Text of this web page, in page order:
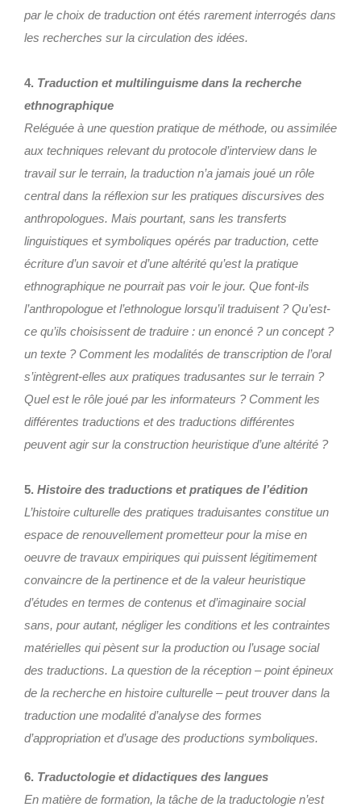
par le choix de traduction ont étés rarement interrogés dans
les recherches sur la circulation des idées.
4. Traduction et multilinguisme dans la recherche
ethnographique
Reléguée à une question pratique de méthode, ou assimilée
aux techniques relevant du protocole d’interview dans le
travail sur le terrain, la traduction n’a jamais joué un rôle
central dans la réflexion sur les pratiques discursives des
anthropologues. Mais pourtant, sans les transferts
linguistiques et symboliques opérés par traduction, cette
écriture d’un savoir et d’une altérité qu’est la pratique
ethnographique ne pourrait pas voir le jour. Que font-ils
l’anthropologue et l’ethnologue lorsqu’il traduisent ? Qu’est-
ce qu’ils choisissent de traduire : un enoncé ? un concept ?
un texte ? Comment les modalités de transcription de l’oral
s’intègrent-elles aux pratiques tradusantes sur le terrain ?
Quel est le rôle joué par les informateurs ? Comment les
différentes traductions et des traductions différentes
peuvent agir sur la construction heuristique d’une altérité ?
5. Histoire des traductions et pratiques de l’édition
L’histoire culturelle des pratiques traduisantes constitue un
espace de renouvellement prometteur pour la mise en
oeuvre de travaux empiriques qui puissent légitimement
convaincre de la pertinence et de la valeur heuristique
d’études en termes de contenus et d’imaginaire social
sans, pour autant, négliger les conditions et les contraintes
matérielles qui pèsent sur la production ou l’usage social
des traductions. La question de la réception – point épineux
de la recherche en histoire culturelle – peut trouver dans la
traduction une modalité d’analyse des formes
d’appropriation et d’usage des productions symboliques.
6. Traductologie et didactiques des langues
En matière de formation, la tâche de la traductologie n’est